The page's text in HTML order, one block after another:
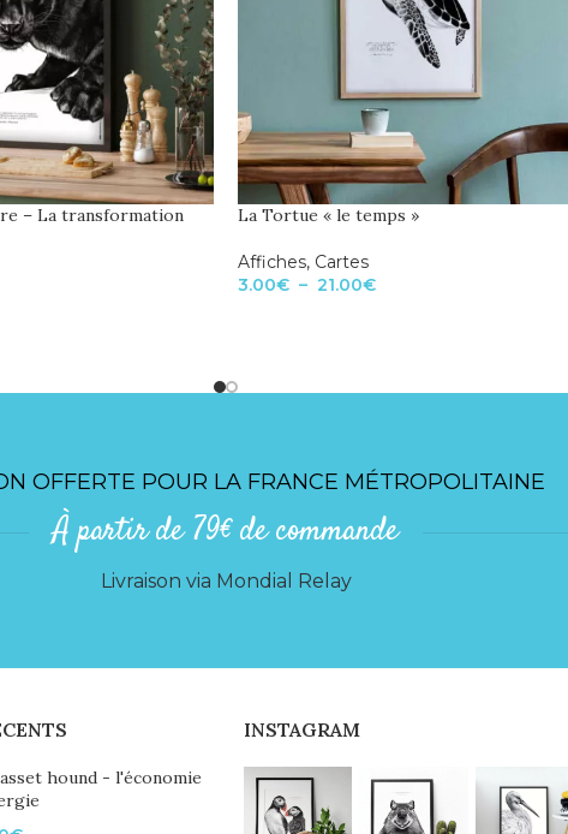
– La transformation
La Tortue « le temps »
Affiches, Cartes
3.00€ – 21.00€
OFFERTE POUR LA FRANCE MÉTROPOLITAINE
À partir de 79€ de commande
Livraison via Mondial Relay
hound - l'économie
INSTAGRAM